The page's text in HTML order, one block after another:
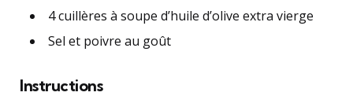
4 cuillères à soupe d’huile d’olive extra vierge
Sel et poivre au goût
Instructions